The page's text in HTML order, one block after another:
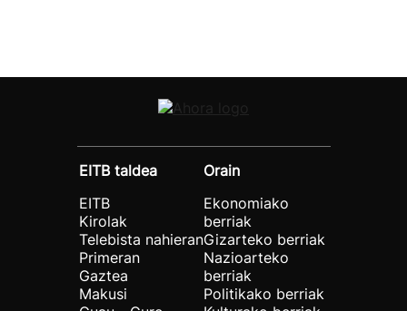
EITB taldea
EITB
Kirolak
Telebista nahieran
Primeran
Gaztea
Makusi
Orain
Ekonomiako
berriak
Gizarteko berriak
Nazioarteko
berriak
Politikako berriak